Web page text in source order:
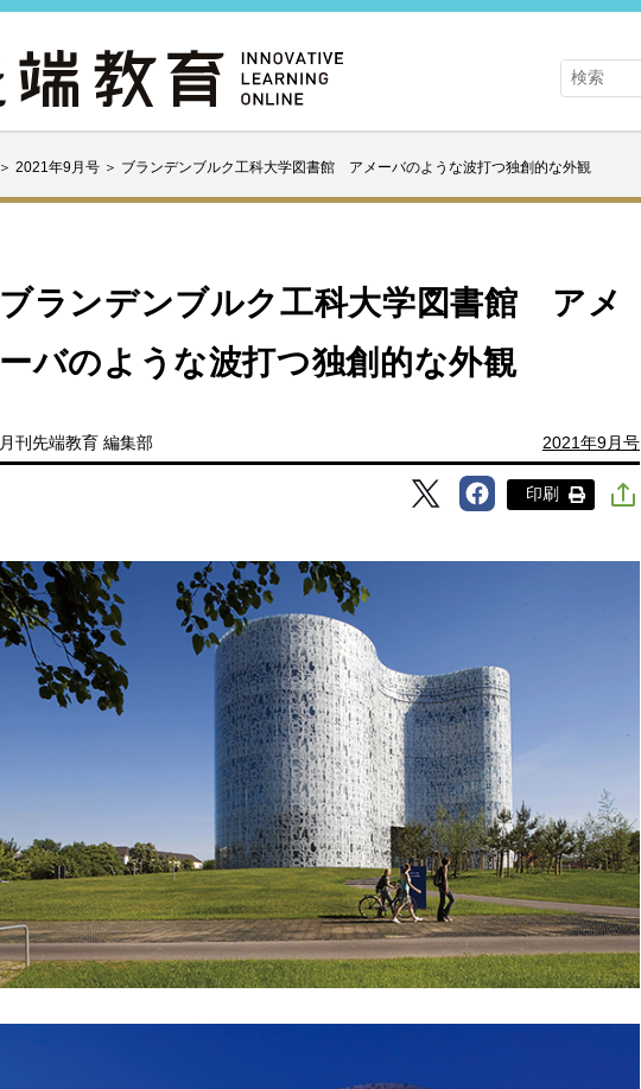
＞ 2021年9月号 ＞ ブランデンブルク工科大学図書館 アメーバのような波打つ独創的な外観
ブランデンブルク工科大学図書館 アメ
ーバのような波打つ独創的な外観
月刊先端教育 編集部 2021年9月号
印刷